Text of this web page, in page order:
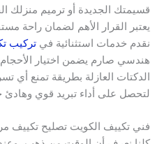
قسيمتك الجديدة أو ترميم منزلك
يعتبر القرار الأهم لضمان راحة
نقدم خدمات استثنائية في تركيب
هندسي صارم يضمن اختيار الأحجام
الدكتات العازلة بطريقة تمنع أي
لتحصل على أداء تبريد قوي وهادئ
فني تكييف الكويت تصليح تكييف